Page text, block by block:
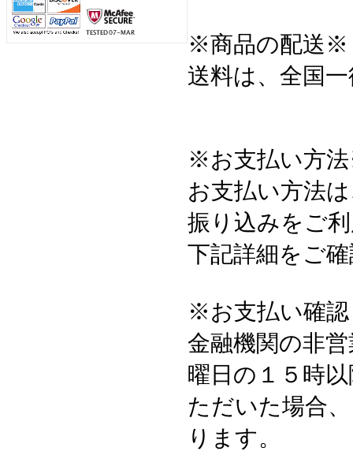
※商品の配送※
送料は、全国
※お支払い方
お支払い方法
振り込みをご
下記詳細をご
※お支払い確
金融機関の非
曜日の１５時
ただいた場合
ります。